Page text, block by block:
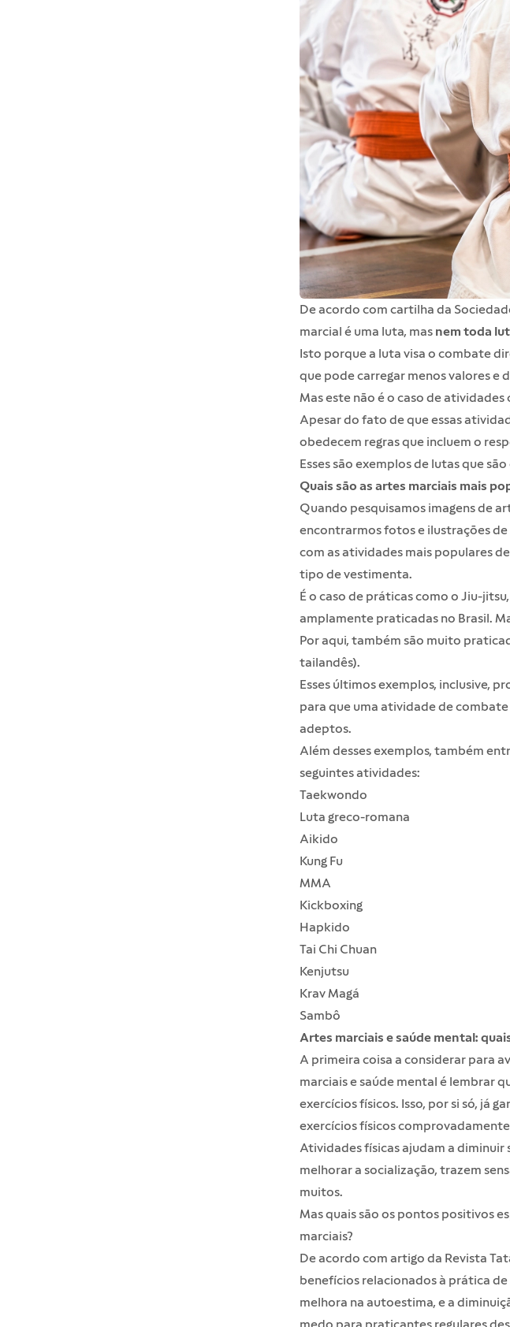
De acordo com cartilha da
marcial é uma luta, masnem toda
Isto porque a luta visa o combate
que pode carregar menos valores e
Mas este não é o caso de atividades
Apesar do fato de que essas
obedecem regras que incluem o
Esses são exemplos de lutas que
Quais são as artes marciais mais
Quando pesquisamos imagens de
encontrarmos fotos e ilustrações
com as atividades mais populares
tipo de vestimenta.
É o caso de práticas como o Jiu-
amplamente praticadas no Brasil.
Por aqui, também são muito
tailandês).
Esses últimos exemplos, inclusive,
para que uma atividade de
adeptos.
Além desses exemplos, também
seguintes atividades:
Taekwondo
Luta greco-romana
Aikido
Kung Fu
MMA
Kickboxing
Hapkido
Tai Chi Chuan
Kenjutsu
Krav Magá
Sambô
Artes marciais e saúde mental:
A primeira coisa a considerar para
marciais e saúde mental é lembrar
exercícios físicos. Isso, por si só, já
exercícios físicos
Atividades físicas ajudam a diminuir
melhorar a socialização, trazem
muitos.
Mas quais são os pontos positivos
marciais?
De acordo com artigo da Revista
benefícios relacionados à prática
melhora na autoestima, e a